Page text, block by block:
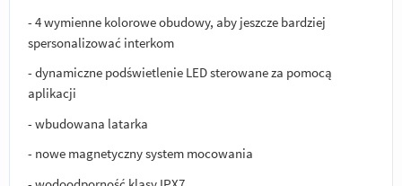
- 4 wymienne kolorowe obudowy, aby jeszcze bardziej
spersonalizować interkom
- dynamiczne podświetlenie LED sterowane za pomocą
aplikacji
- wbudowana latarka
- nowe magnetyczny system mocowania